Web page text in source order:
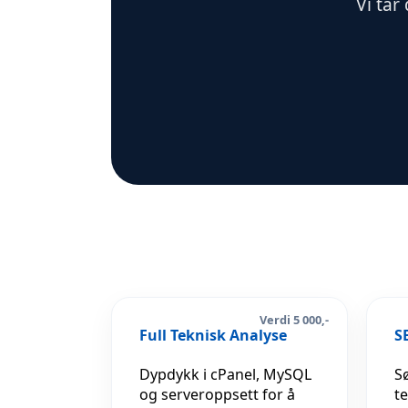
Verdi 5 000,-
Full Teknisk Analyse
Dypdykk i cPanel, MySQL
og serveroppsett for å